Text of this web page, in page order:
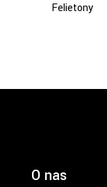
Felietony
O nas